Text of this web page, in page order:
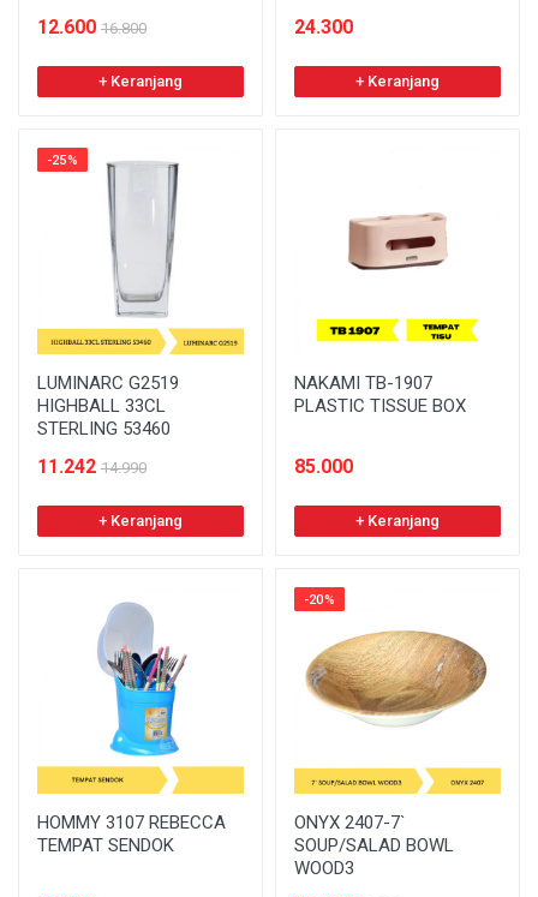
12.600 16.800
+ Keranjang
24.300
+ Keranjang
-25%
LUMINARC G2519
HIGHBALL 33CL
STERLING 53460
11.242 14.990
+ Keranjang
NAKAMI TB-1907
PLASTIC TISSUE BOX
85.000
+ Keranjang
HOMMY 3107 REBECCA
TEMPAT SENDOK
-20%
ONYX 2407-7`
SOUP/SALAD BOWL
WOOD3